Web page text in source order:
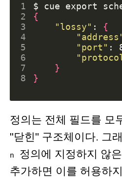
1 $ cue export
2
{
3
"lossy" :
{
4
5
"port"
6
7
}
8
}
정의는 전체 필드를 모
"닫힌" 구조체이다. 그
n
정의에 지정하지 않은
추가하면 이를 허용하